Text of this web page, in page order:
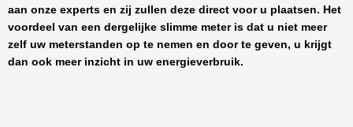
aan onze experts en zij zullen deze direct voor u plaatsen. Het
voordeel van een dergelijke slimme meter is dat u niet meer
zelf uw meterstanden op te nemen en door te geven, u krijgt
dan ook meer inzicht in uw energieverbruik.